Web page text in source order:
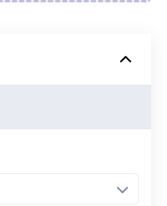
雲端硬碟